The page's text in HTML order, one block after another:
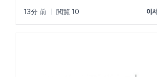
13分 前 閲覧 10 이서